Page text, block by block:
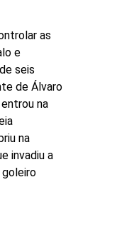
as
e
seis
de Álvaro
na
na
invadiu a
goleiro